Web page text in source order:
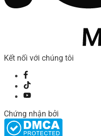
Kết nối với chúng tôi
Chứng nhận bởi